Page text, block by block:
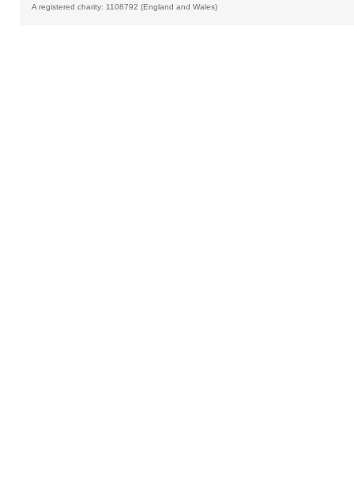
A registered charity: 1108792 (England and Wales)